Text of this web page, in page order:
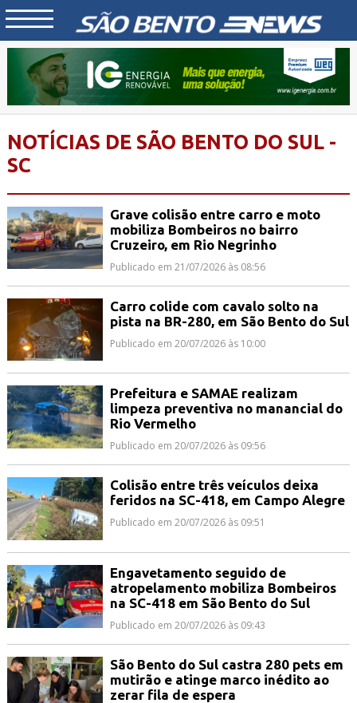
NOTÍCIAS DE SÃO BENTO DO SUL -
SC
Grave colisão entre carro e moto
mobiliza Bombeiros no bairro
Cruzeiro, em Rio Negrinho
Publicado em 21/07/2026 às 08:56
Carro colide com cavalo solto na
pista na BR-280, em São Bento do Sul
Publicado em 20/07/2026 às 10:00
Prefeitura e SAMAE realizam
limpeza preventiva no manancial do
Rio Vermelho
Publicado em 20/07/2026 às 09:56
Colisão entre três veículos deixa
feridos na SC-418, em Campo Alegre
Publicado em 20/07/2026 às 09:51
Engavetamento seguido de
atropelamento mobiliza Bombeiros
na SC-418 em São Bento do Sul
Publicado em 20/07/2026 às 09:43
São Bento do Sul castra 280 pets em
mutirão e atinge marco inédito ao
zerar fila de espera